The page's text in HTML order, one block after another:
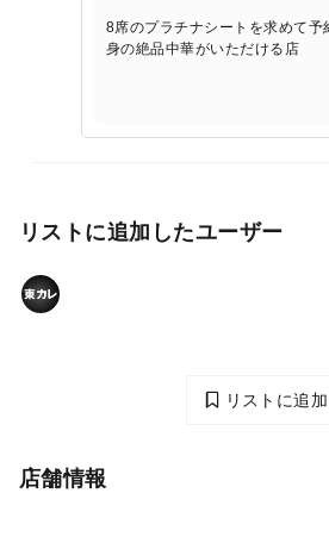
8席のプラチナシートを求めて予
身の絶品中華がいただける店
リストに追加したユーザー
リストに追加
店舗情報